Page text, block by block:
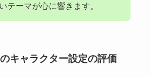
テーマが心に響きます。
キャラクター設定の評価